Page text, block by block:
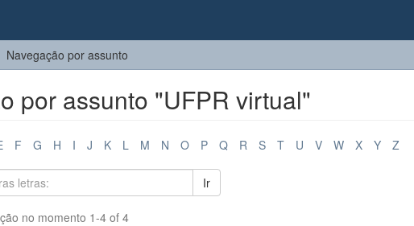
Navegação por assunto
por assunto "UFPR virtual"
F G H I J K L M N O P Q R S T U V W X Y Z
Ir
no momento 1-4 of 4